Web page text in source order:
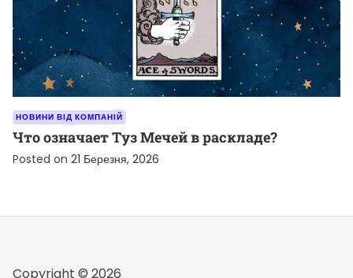
НОВИНИ ВІД КОМПАНІЙ
Что означает Туз Мечей в раскладе?
Posted on 21 Березня, 2026
Copyright © 2026